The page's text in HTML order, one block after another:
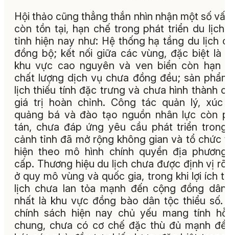
Hội thảo cũng thẳng thắn nhìn nhận một số
còn tồn tại, hạn chế trong phát triển du lịch
tỉnh hiện nay như: Hệ thống hạ tầng du lịch
đồng bộ; kết nối giữa các vùng, đặc biệt là
khu vực cao nguyên và ven biển còn hạn
chất lượng dịch vụ chưa đồng đều; sản
lịch thiếu tính đặc trưng và chưa hình thành
giá trị hoàn chỉnh. Công tác quản lý, xúc
quảng bá và đào tạo nguồn nhân lực còn
tán, chưa đáp ứng yêu cầu phát triển
cảnh tỉnh đã mở rộng không gian và tổchức
hiện theo mô hình chính quyền địa
cấp. Thương hiệu du lịch chưa được định vị
ở quy mô vùng và quốc gia, trong khi lợi ích
lịch chưa lan tỏa mạnh đến cộng đồng
nhất là khu vực đồng bào dân tộc thiểu số.
chính sách hiện nay chủ yếu mang tính
chung, chưa có cơ chế đặc thù đủ mạnh